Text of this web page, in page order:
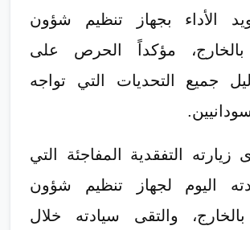
الأداء بجهاز تنظيم شؤون
بالخارج، مؤكداً الحرص على
جميع التحديات التي تواجه
التفقدية المفاجئة التي
اليوم لجهاز تنظيم شؤون
بالخارج، والتقى سيادته خلال